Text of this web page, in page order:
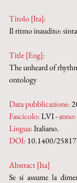
Titolo [Ita]:
Il ritmo inaudito:
Title [Eng]:
The unheard of
ontology
Data pubblicazione:
Fascicolo: LVI - anno:
Lingua: Italiano.
DOI: 10.1400/
Abstract [Ita]
Se si assume la